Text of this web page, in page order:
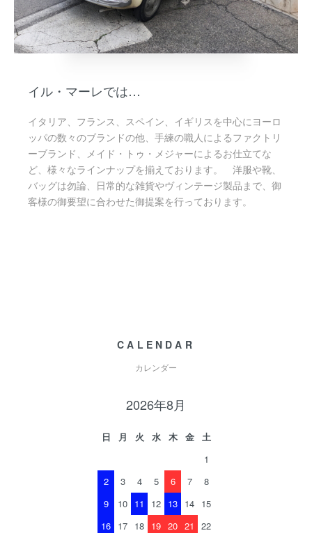
イル・マーレでは…
イタリア、フランス、スペイン、イギリスを中心にヨーロ
ッパの数々のブランドの他、手練の職人によるファクトリ
ーブランド、メイド・トゥ・メジャーによるお仕立てな
ど、様々なラインナップを揃えております。 洋服や靴、
バッグは勿論、日常的な雑貨やヴィンテージ製品まで、御
客様の御要望に合わせた御提案を行っております。
CALENDAR
カレンダー
2026年8月
日 月 火 水 木 金
土
1
2
3 4 5 6 7
8
9
10 11 12 13 14 15
16 17 18 19 20 21
22